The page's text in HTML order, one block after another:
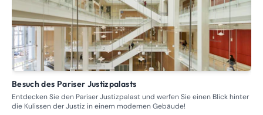
Besuch des Pariser Justizpalasts
Entdecken Sie den Pariser Justizpalast und werfen Sie einen Blick hinter
die Kulissen der Justiz in einem modernen Gebäude!